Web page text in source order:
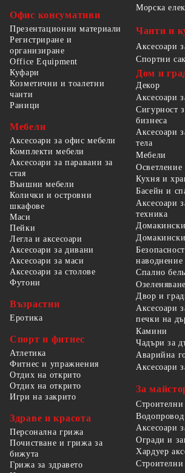
Офис консумативи
Презентационни материали
Регистриране и
организиране
Office Equipment
Морска
Чанти и
Аксесоари
Спортни
Куфари
Козметични и тоалетни
чанти
Раници
Мебели
Аксесоари за офис мебели
Комплекти мебели
Аксесоари за паравани за
стая
Външни мебели
Колички и островни
шкафове
Маси
Пейки
Легла и аксесоари
Аксесоари за дивани
Аксесоари за маси
Аксесоари за столове
Футони
Възрастни
Еротика
Спорт и фитнес
Атлетика
Фитнес и упражнения
Отдих на открито
Отдих на открито
Игри на закрито
Здраве и красота
Персонална грижа
Почистване и грижа за
бижута
Грижа за здравето
Дом и
Декор
Аксесоари
Сигурност
бизнеса
Аксесоари
тела
Мебели
Осветление
Кухня и
Басейн и
Аксесоари
техника
наводнение
Спално
Озеленяване
Двор и
Аксесоари
печки на
Камини
Чадъри за
Аварийна
Аксесоари
За
Водопровод
Аксесоари
Огради и
Хардуер
Строителни